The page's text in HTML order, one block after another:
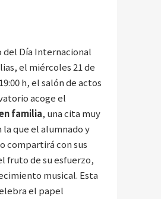
del Día Internacional
el miércoles 21 de
h, el salón de actos
acoge el
familia, una cita muy
la que el alumnado y
compartirá con sus
fruto de su esfuerzo,
musical. Esta
el papel